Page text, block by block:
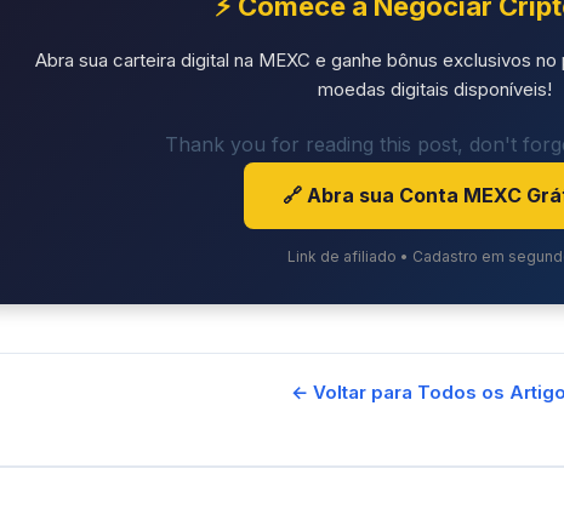
⚡ Comece a Negociar
Abra sua carteira digital na MEXC e ganhe bônus exclusivos
moedas digitais disponíveis!
Thank you for reading this post, don't
🔗 Abra sua Conta MEXC
Link de afiliado • Cadastro em
← Voltar para Todos os